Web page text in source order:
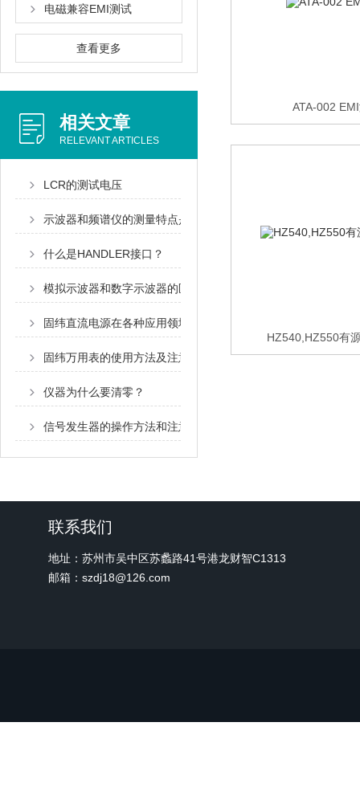
电磁兼容EMI测试
查看更多
相关文章
RELEVANT ARTICLES
LCR的测试电压
示波器和频谱仪的测量特点是什么
什么是HANDLER接口？
模拟示波器和数字示波器的区别
固纬直流电源在各种应用领域中发挥着重要作用
固纬万用表的使用方法及注意事项
仪器为什么要清零？
信号发生器的操作方法和注意事项
ATA-002
HZ540,HZ550有
联系我们
地址：苏州市吴中区苏蠡路41号港龙财智C1313
邮箱：szdj18@126.com